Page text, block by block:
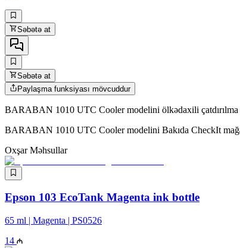
Səbətə at
Səbətə at
Paylaşma funksiyası mövcuddur
BARABAN 1010 UTC Cooler modelini ölkədaxili çatdırılma
BARABAN 1010 UTC Cooler modelini Bakıda CheckIt
Oxşar Məhsullar
Epson 103 EcoTank Magenta ink bottle
65 ml | Magenta | PS0526
14